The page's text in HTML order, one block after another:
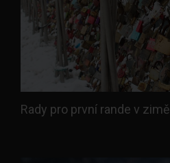
Rady pro první rande v zimě